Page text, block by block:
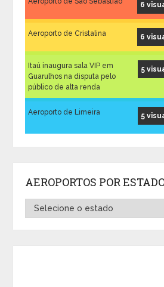
6
6
Aeroporto de Cristalina
5
Itaú inaugura sala VIP em
Guarulhos na disputa pelo
público de alta renda
5
Aeroporto de Limeira
AEROPORTOS POR
Aeroportos
por